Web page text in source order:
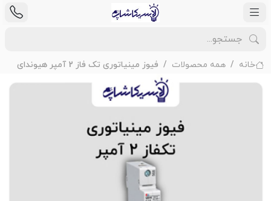
خانه همه محصولات فیوز مینیاتوری تک فاز 2 آمپر هیوندای